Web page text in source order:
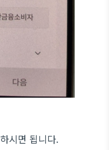
시면 됩니다.